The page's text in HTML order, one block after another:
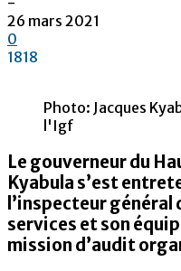
26 mars 2021
0
1818
Photo: Jacques
l'Igf
Le gouverneur du
Kyabula s’est
l’inspecteur général
services et son
mission d’audit